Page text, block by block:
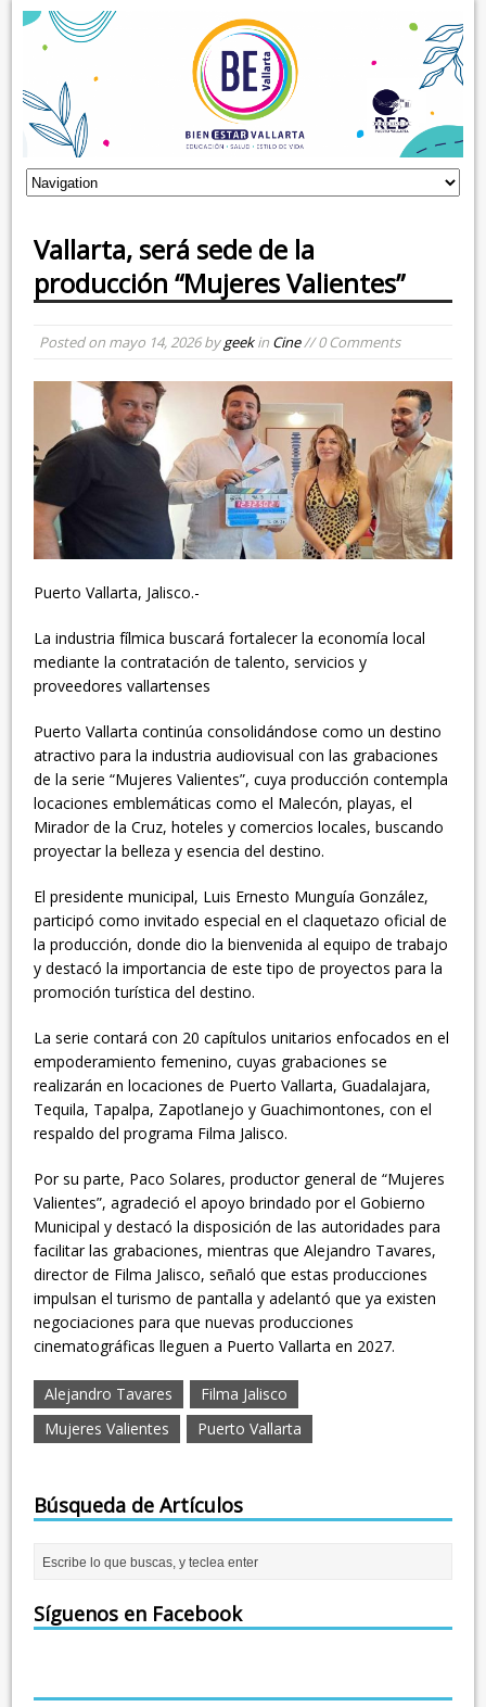
Vallarta, será sede de la
producción “Mujeres Valientes”
Posted on mayo 14, 2026bygeekin Cine// 0 Comments
Puerto Vallarta, Jalisco.-
La industria fílmica buscará fortalecer la economía local
mediante la contratación de talento, servicios y
proveedores vallartenses
Puerto Vallarta continúa consolidándose como un destino
atractivo para la industria audiovisual con las grabaciones
de la serie “Mujeres Valientes”, cuya producción contempla
locaciones emblemáticas como el Malecón, playas, el
Mirador de la Cruz, hoteles y comercios locales, buscando
proyectar la belleza y esencia del destino.
El presidente municipal, Luis Ernesto Munguía González,
participó como invitado especial en el claquetazo oficial de
la producción, donde dio la bienvenida al equipo de trabajo
y destacó la importancia de este tipo de proyectos para la
promoción turística del destino.
La serie contará con 20 capítulos unitarios enfocados en el
empoderamiento femenino, cuyas grabaciones se
realizarán en locaciones de Puerto Vallarta, Guadalajara,
Tequila, Tapalpa, Zapotlanejo y Guachimontones, con el
respaldo del programa Filma Jalisco.
Por su parte, Paco Solares, productor general de “Mujeres
Valientes”, agradeció el apoyo brindado por el Gobierno
Municipal y destacó la disposición de las autoridades para
facilitar las grabaciones, mientras que Alejandro Tavares,
director de Filma Jalisco, señaló que estas producciones
impulsan el turismo de pantalla y adelantó que ya existen
negociaciones para que nuevas producciones
cinematográficas lleguen a Puerto Vallarta en 2027.
Alejandro Tavares
Filma Jalisco
Mujeres Valientes
Puerto Vallarta
Búsqueda de Artículos
Síguenos en Facebook